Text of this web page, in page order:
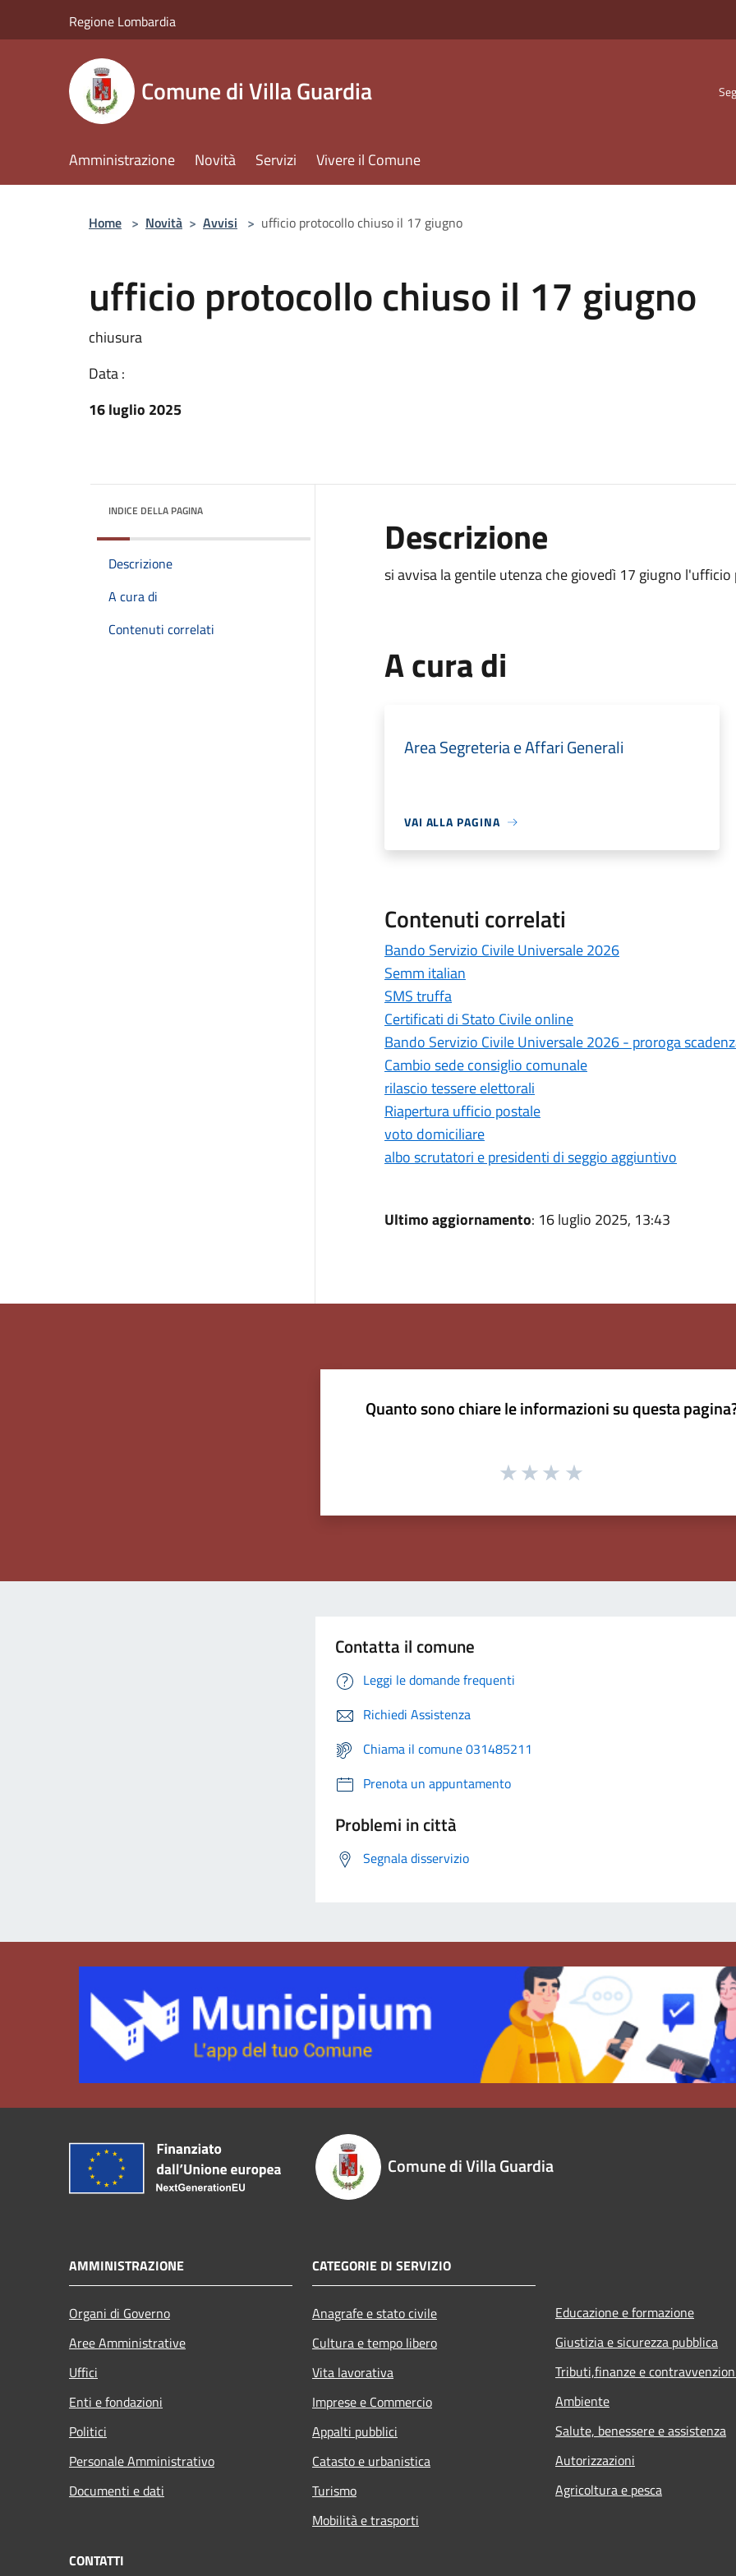
Regione Lombardia
Comune di Villa Guardia
Amministrazione Novità Servizi Vivere il Comune
Home > Novità > Avvisi > ufficio protocollo chiuso il 17 giugno
ufficio protocollo chiuso il 17 giugno
chiusura
Data :
16 luglio 2025
INDICE DELLA PAGINA
Descrizione
A cura di
Contenuti correlati
Descrizione
si avvisa la gentile utenza che giovedì 17 giugno
A cura di
Area Segreteria e Affari Generali
VAI ALLA PAGINA
Contenuti correlati
Bando Servizio Civile Universale 2026
Semm italian
SMS truffa
Certificati di Stato Civile online
Bando Servizio Civile Universale 2026 - proroga
Cambio sede consiglio comunale
rilascio tessere elettorali
Riapertura ufficio postale
voto domiciliare
albo scrutatori e presidenti di seggio aggiuntivo
Ultimo aggiornamento: 16 luglio 2025, 13:43
Quanto sono chiare le informazioni su questa
Contatta il comune
Leggi le domande frequenti
Richiedi Assistenza
Chiama il comune 031485211
Prenota un appuntamento
Problemi in città
Segnala disservizio
Comune di Villa Guardia
AMMINISTRAZIONE
Organi di Governo
Aree Amministrative
Uffici
Enti e fondazioni
Politici
Personale Amministrativo
Documenti e dati
CATEGORIE DI SERVIZIO
Anagrafe e stato civile
Cultura e tempo libero
Vita lavorativa
Imprese e Commercio
Appalti pubblici
Catasto e urbanistica
Turismo
Mobilità e trasporti
Educazione e formazione
Giustizia e sicurezza pubblica
Tributi,finanze e
Ambiente
Salute, benessere e assistenza
Autorizzazioni
Agricoltura e pesca
CONTATTI